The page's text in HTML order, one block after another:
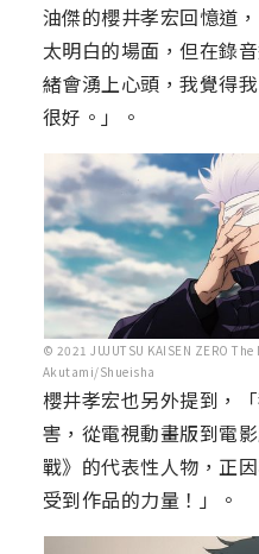
油傑的櫻井孝宏回憶道
太明白的場面，但在錄
緒會湧上心頭，我覺得
很好。」。
© 2021 JUJUTSU KAISEN ZERO
Akutami/Shueisha
櫻井孝宏也另外提到，
害，從電視動畫版到電
戰》的代表性人物，正
受到作品的力量！」。